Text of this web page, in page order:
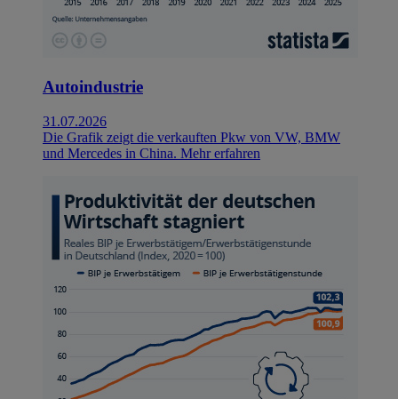
Autoindustrie
31.07.2026
Die Grafik zeigt die verkauften Pkw von VW, BMW
und Mercedes in China. Mehr erfahren